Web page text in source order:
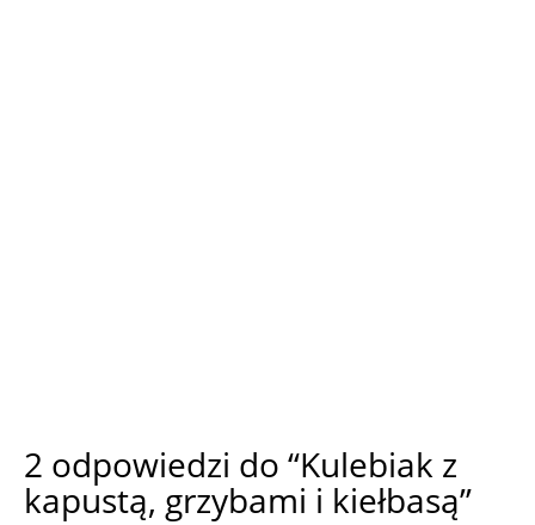
2 odpowiedzi do “Kulebiak z
kapustą, grzybami i kiełbasą”